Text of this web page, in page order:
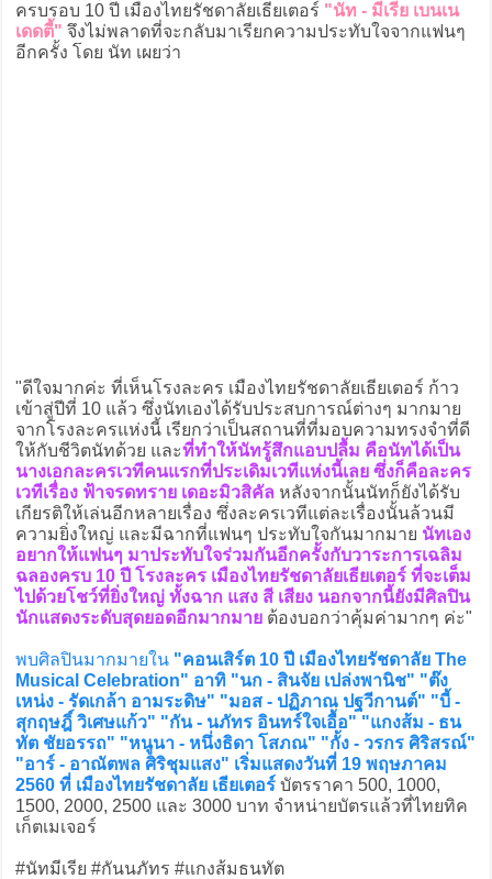
ครบรอบ 10 ปี เมืองไทยรัชดาลัยเธียเตอร์ "นัท - มีเรีย เบนเน
เดดตี้" จึงไม่พลาดที่จะกลับมาเรียกความประทับใจจากแฟนๆ
อีกครั้ง โดย นัท เผยว่า
"ดีใจมากค่ะ ที่เห็นโรงละคร เมืองไทยรัชดาลัยเธียเตอร์ ก้าว
เข้าสู่ปีที่ 10 แล้ว ซึ่งนัทเองได้รับประสบการณ์ต่างๆ มากมาย
จากโรงละครแห่งนี้ เรียกว่าเป็นสถานที่ที่มอบความทรงจำที่ดี
ให้กับชีวิตนัทด้วย และที่ทำให้นัทรู้สึกแอบปลื้ม คือนัทได้เป็น
นางเอกละครเวทีคนแรกที่ประเดิมเวทีแห่งนี้เลย ซึ่งก็คือละคร
เวทีเรื่อง ฟ้าจรดทราย เดอะมิวสิคัลหลังจากนั้นนัทก็ยังได้รับ
เกียรติให้เล่นอีกหลายเรื่อง ซึ่งละครเวทีแต่ละเรื่องนั้นล้วนมี
ความยิ่งใหญ่ และมีฉากที่แฟนๆ ประทับใจกันมากมาย นัทเอง
อยากให้แฟนๆ มาประทับใจร่วมกันอีกครั้งกับวาระการเฉลิม
ฉลองครบ 10 ปี โรงละคร เมืองไทยรัชดาลัยเธียเตอร์ ที่จะเต็ม
ไปด้วยโชว์ที่ยิ่งใหญ่ ทั้งฉาก แสง สี เสียง นอกจากนี้ยังมีศิลปิน
นักแสดงระดับสุดยอดอีกมากมายต้องบอกว่าคุ้มค่ามากๆ ค่ะ"
พบศิลปินมากมายใน "คอนเสิร์ต 10 ปี เมืองไทยรัชดาลัย The
Musical Celebration" อาทิ "นก - สินจัย เปล่งพานิช" "ต๊ง
เหน่ง - รัดเกล้า อามระดิษ" "มอส - ปฏิภาณ ปฐวีกานต์" "บี้ -
สุกฤษฎิ์ วิเศษแก้ว" "กัน - นภัทร อินทร์ใจเอื้อ" "แกงส้ม - ธน
ทัต ชัยอรรถ" "หนูนา - หนึ่งธิดา โสภณ" "กั้ง - วรกร ศิริสรณ์"
"อาร์ - อาณัตพล ศิริชุมแสง" เริ่มแสดงวันที่ 19 พฤษภาคม
2560 ที่ เมืองไทยรัชดาลัย เธียเตอร์บัตรราคา 500, 1000,
1500, 2000, 2500 และ 3000 บาท จำหน่ายบัตรแล้วที่ไทยทิค
เก็ตเมเจอร์
#นัทมีเรีย #กันนภัทร #แกงส้มธนทัต